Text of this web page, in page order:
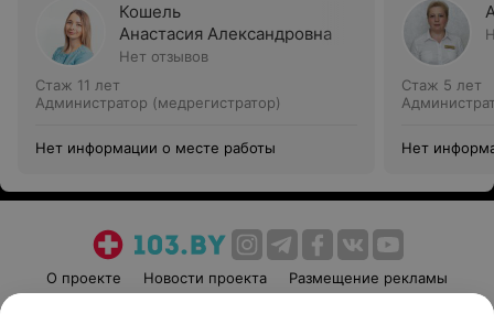
Кошель
Анастасия Александровна
Нет отзывов
Стаж 11 лет
Администратор (медрегистратор)
Нет информации о месте работы
Стаж 5 лет
Нет
О проекте Новости проекта
Размещение рекламы